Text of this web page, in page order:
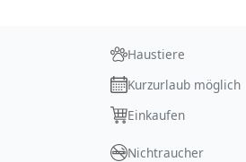
Haustiere
Kurzurlaub möglich
Einkaufen
Nichtraucher